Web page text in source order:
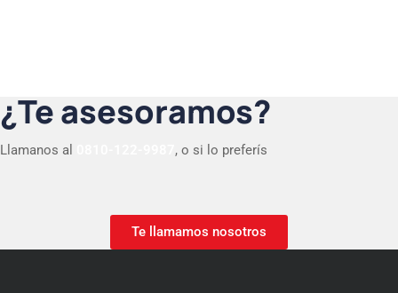
¿Te asesoramos?
Llamanos al , o si lo preferís
Te llamamos nosotros